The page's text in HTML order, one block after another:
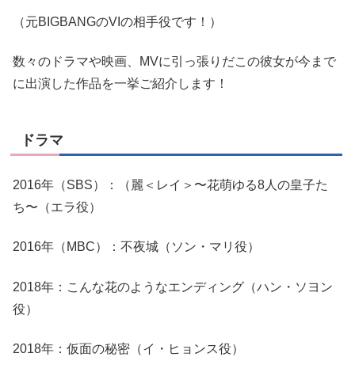
（元BIGBANGのVIの相手役です！）
数々のドラマや映画、MVに引っ張りだこの彼女が今まで
に出演した作品を一挙ご紹介します！
ドラマ
2016年（SBS）：（麗＜レイ＞〜花萌ゆる8人の皇子た
ち〜（エラ役）
2016年（MBC）：不夜城（ソン・マリ役）
2018年：こんな花のようなエンディング（ハン・ソヨン
役）
2018年：仮面の秘密（イ・ヒョンス役）